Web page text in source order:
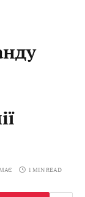
1 MIN READ